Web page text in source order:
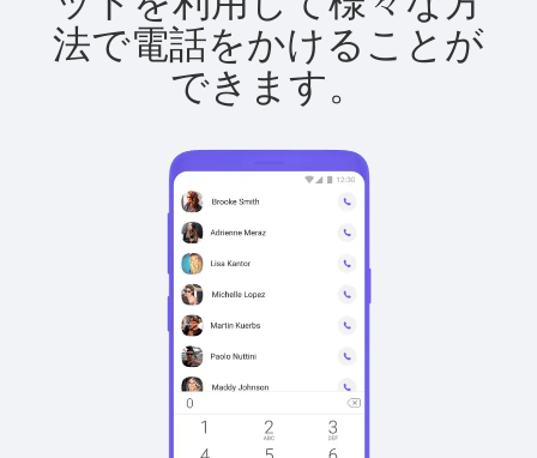
法で電話をかけることが
できます。